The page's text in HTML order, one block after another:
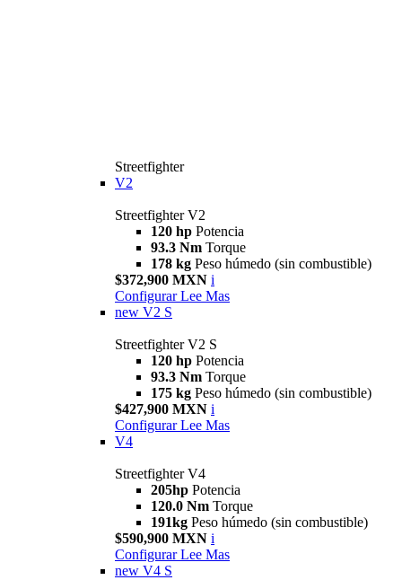
Streetfighter
V2
Streetfighter V2
120 hp Potencia
93.3 Nm Torque
178 kg Peso húmedo (sin combustible)
$372,900 MXN i
Configurar Lee Mas
new V2 S
Streetfighter V2 S
120 hp Potencia
93.3 Nm Torque
175 kg Peso húmedo (sin combustible)
$427,900 MXN i
Configurar Lee Mas
V4
Streetfighter V4
205hp Potencia
120.0 Nm Torque
191kg Peso húmedo (sin combustible)
$590,900 MXN i
Configurar Lee Mas
new V4 S